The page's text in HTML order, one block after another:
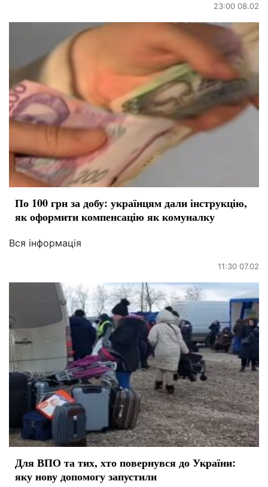
23:00 08.02
По 100 грн за добу: українцям дали інструкцію,
як оформити компенсацію як комуналку
Вся інформація
11:30 07.02
Для ВПО та тих, хто повернувся до України:
яку нову допомогу запустили